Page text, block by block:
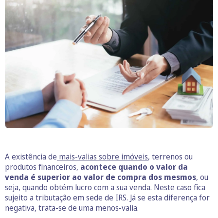
A existência de mais-valias sobre imóveis, terrenos ou
produtos financeiros, acontece quando o valor da
venda é superior ao valor de compra dos mesmos, ou
seja, quando obtém lucro com a sua venda. Neste caso fica
sujeito a tributação em sede de IRS. Já se esta diferença for
negativa, trata-se de uma menos-valia.